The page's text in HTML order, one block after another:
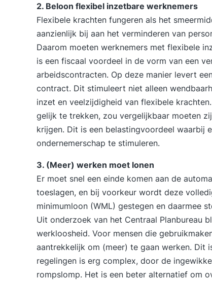
2. Beloon flexibel inzetbare werknemers
Flexibele krachten fungeren als het
aanzienlijk bij aan het verminderen van
Daarom moeten werknemers met flexibele
is een fiscaal voordeel in de vorm van een
arbeidscontracten. Op deze manier levert
contract. Dit stimuleert niet alleen
inzet en veelzijdigheid van flexibele
gelijk te trekken, zou vergelijkbaar moeten
krijgen. Dit is een belastingvoordeel waarbij
ondernemerschap te stimuleren.
3. (Meer) werken moet lonen
Er moet snel een einde komen aan de
toeslagen, en bij voorkeur wordt deze
minimumloon (WML) gestegen en daarmee
Uit onderzoek van het Centraal Planbureau
werkloosheid. Voor mensen die
aantrekkelijk om (meer) te gaan werken. Dit
regelingen is erg complex, door de
rompslomp. Het is een beter alternatief om